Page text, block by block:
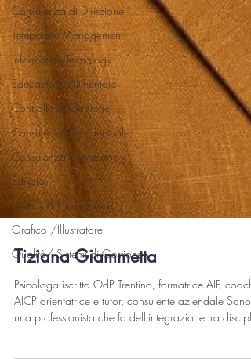
Consulenza di Direzione
Temporary Management
Information Tecnology
Educazione Alimentare
Controllo di Gestione
Consulenza Previdenziale
Consulenza Finanziaria
Edilizia
Privacy & Compliance
Grafico /Illustratore
Qualità/ Sistemi di Gestione
Tiziana Giammetta
Psicologa iscritta OdP Trentino, formatrice AIF, coach